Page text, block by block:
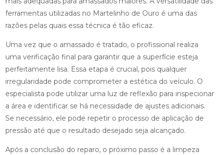
ferramentas utilizadas no Martelinho de Ouro é uma das
razões pelas quais essa técnica é tão eficaz.
Uma vez que o amassado é tratado, o profissional realiza
uma verificação final para garantir que a superfície esteja
perfeitamente lisa. Essa etapa é crucial, pois qualquer
irregularidade pode comprometer a estética do veículo. O
especialista pode utilizar uma luz de reflexão para inspecionar
a área e identificar se há necessidade de ajustes adicionais.
Se necessário, ele pode repetir o processo de aplicação de
pressão até que o resultado desejado seja alcançado.
Após a conclusão do reparo, o próximo passo é a limpeza